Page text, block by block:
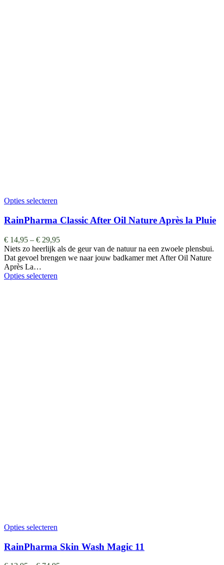
Opties selecteren
RainPharma Classic After Oil Nature Après la Pluie
€ 14,95 – € 29,95
Niets zo heerlijk als de geur van de natuur na een zwoele plensbui.
Dat gevoel brengen we naar jouw badkamer met After Oil Nature
Après La…
Opties selecteren
Opties selecteren
RainPharma Skin Wash Magic 11